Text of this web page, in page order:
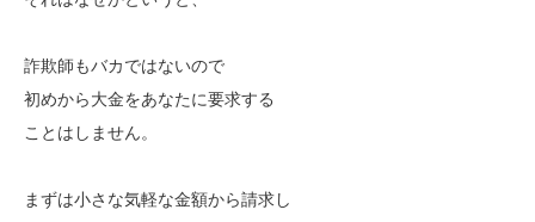
詐欺師もバカではないので
初めから大金をあなたに要求する
ことはしません。
まずは小さな気軽な金額から請求し